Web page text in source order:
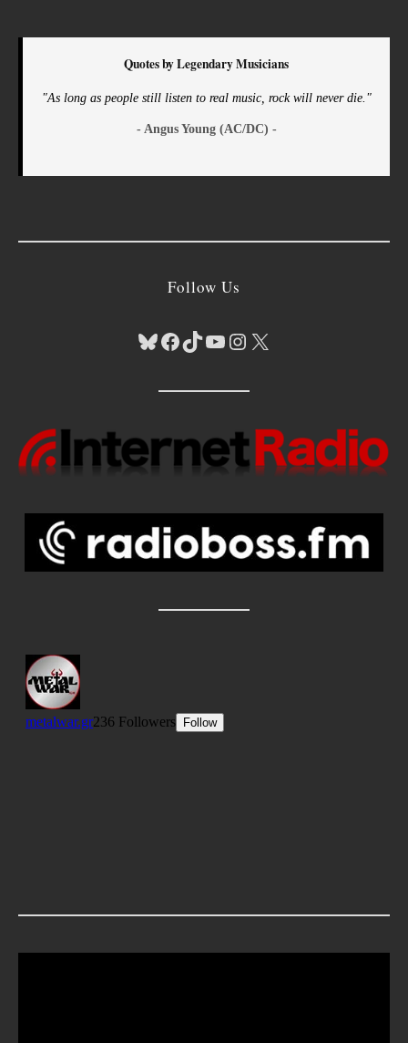
Quotes by Legendary Musicians
"As long as people still listen to real music, rock will never die."
- Angus Young (AC/DC) -
Follow Us